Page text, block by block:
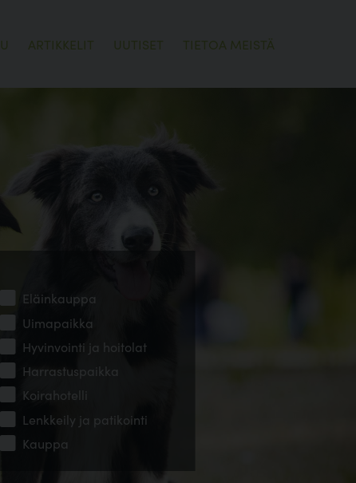
ARTIKKELIT UUTISET TIETOA MEISTÄ
Eläinkauppa
Uimapaikka
Hyvinvointi ja hoitolat
Harrastuspaikka
Koirahotelli
Lenkkeily ja patikointi
Kauppa